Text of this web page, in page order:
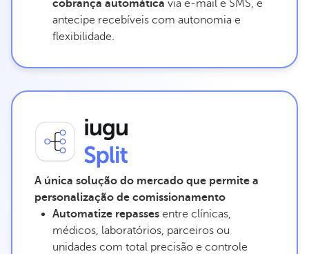
cobrança automática via e-mail e SMS, e
antecipe recebíveis com autonomia e
flexibilidade.
A única solução do mercado que permite a
personalização de comissionamento
Automatize repasses entre clínicas,
médicos, laboratórios, parceiros ou
unidades com total precisão e controle